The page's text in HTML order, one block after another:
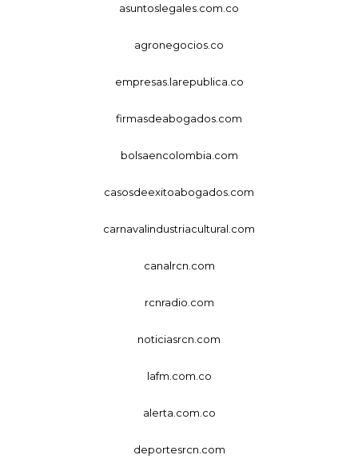
asuntoslegales.com.co
agronegocios.co
empresas.larepublica.co
firmasdeabogados.com
bolsaencolombia.com
casosdeexitoabogados.com
carnavalindustriacultural.com
canalrcn.com
rcnradio.com
noticiasrcn.com
lafm.com.co
alerta.com.co
deportesrcn.com